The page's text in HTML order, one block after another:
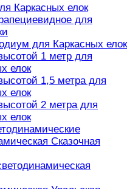
Каркасных елок
для
для Каркасных елок
1 метр для
елок
1,5 метра для
елок
2 метра для
елок
Сказочная